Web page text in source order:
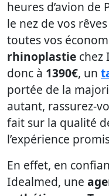
heures d’avion de
le nez de vos
toutes vos
rhinoplastie chez
donc à 1390€, un
portée de la
autant, rassurez-
fait sur la qualité
l’expérience
En effet, en
Idealmed, une